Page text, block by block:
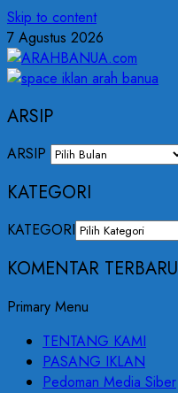
Skip to content
7 Agustus 2026
ARSIP
ARSIP
KATEGORI
KATEGORI
KOMENTAR TERBARU
Primary Menu
TENTANG KAMI
PASANG IKLAN
Pedoman Media Siber